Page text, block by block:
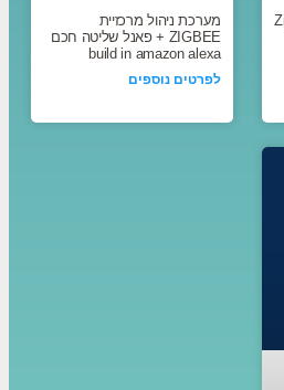
מערכת ניהול מרכזיית
ZIGBEE + פאנל שליטה חכם
build in amazon alexa
לפרטים נוספים